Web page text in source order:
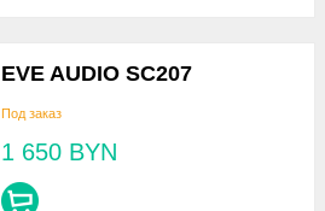
EVE AUDIO SC207
Под заказ
1 650 BYN